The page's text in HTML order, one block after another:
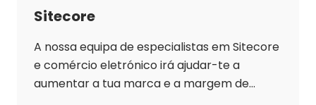
Sitecore
A nossa equipa de especialistas em Sitecore
e comércio eletrónico irá ajudar-te a
aumentar a tua marca e a margem de